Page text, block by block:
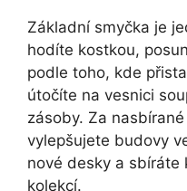
Základní smyčka je
hodíte kostkou,
podle toho, kde
útočíte na vesnici
zásoby. Za
vylepšujete budovy
nové desky a
kolekcí.